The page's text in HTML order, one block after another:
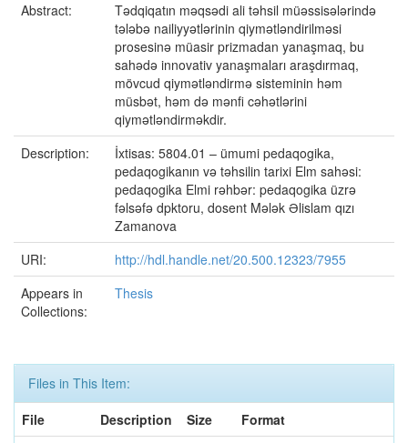
Abstract:
Tədqiqatın məqsədi ali təhsil müəssisələrində
tələbə nailiyyətlərinin qiymətləndirilməsi
prosesinə müasir prizmadan yanaşmaq, bu
sahədə innovativ yanaşmaları araşdırmaq,
mövcud qiymətləndirmə sisteminin həm
müsbət, həm də mənfi cəhətlərini
qiymətləndirməkdir.
Description:
İxtisas: 5804.01 – ümumi pedaqogika,
pedaqogikanın və təhsilin tarixi Elm sahəsi:
pedaqogika Elmi rəhbər: pedaqogika üzrə
fəlsəfə dpktoru, dosent Mələk Əlislam qızı
Zamanova
URI:
http://hdl.handle.net/20.500.12323/7955
Appears in
Collections:
Thesis
Files in This Item:
File
Description Size
Format